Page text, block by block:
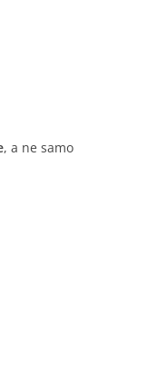
, a ne samo